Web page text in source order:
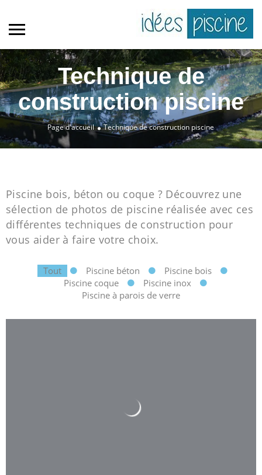
Technique de
construction piscine
Page d'accueil Technique de construction piscine
Piscine bois, béton ou coque ? Découvrez une
sélection de photos de piscine réalisée avec ces
différentes techniques de construction pour
vous aider à faire votre choix.
Tout Piscine béton
Piscine bois
Piscine coque
Piscine inox
Piscine à parois de verre